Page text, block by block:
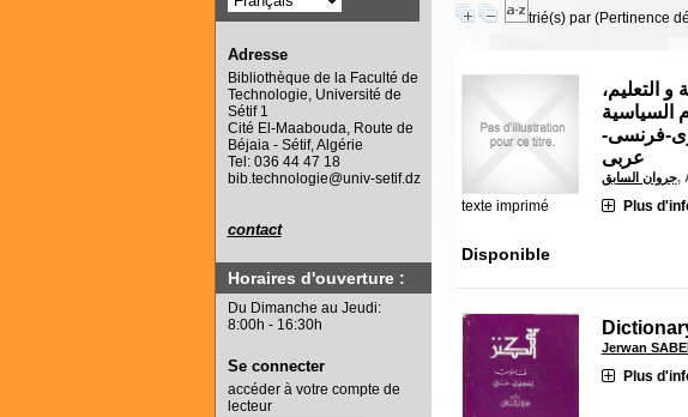
trié(s) par (Pertinence
texte imprimé
التعليم،
السياسية
فرنسى-
عربى
جروان السابق,
Plus
Disponible
Jerwan
Plus
Adresse
Bibliothèque de la Faculté de
Technologie, Université de
Sétif 1
Cité El-Maabouda, Route de
Béjaia - Sétif, Algérie
Tel: 036 44 47 18
bib.technologie@univ-setif.dz
contact
Horaires d'ouverture :
Du Dimanche au Jeudi:
8:00h - 16:30h
Se connecter
accéder à votre compte de
lecteur